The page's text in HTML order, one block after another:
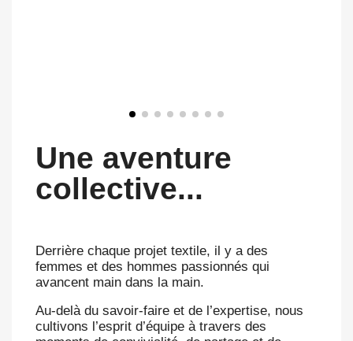
Une aventure
collective...
Derrière chaque projet textile, il y a des
femmes et des hommes passionnés qui
avancent main dans la main.
Au-delà du savoir-faire et de l’expertise, nous
cultivons l’esprit d’équipe à travers des